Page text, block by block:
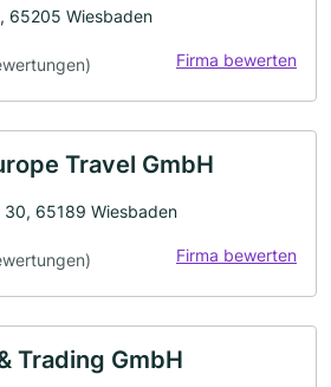
65205 Wiesbaden
Firma bewerten
Travel GmbH
65189 Wiesbaden
Firma bewerten
Trading GmbH